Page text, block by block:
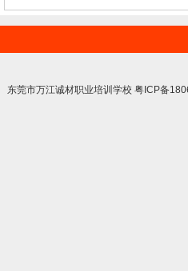
东莞市万江诚材职业培训学校 粤ICP备